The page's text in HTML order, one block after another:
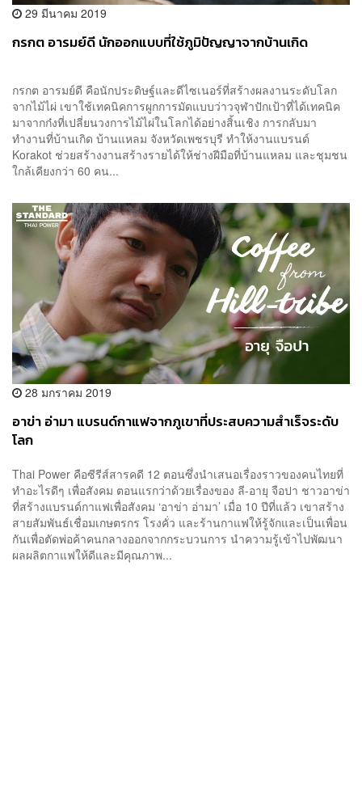
29 มีนาคม 2019
กรกต อารมย์ดี นักออกแบบที่ใช้ภูมิปัญญาจากบ้านเกิด
กรกต อารมย์ดี คือนักประดิษฐ์และดีไซเนอร์ที่สร้างผลงานระดับโลก
จากไม้ไผ่ เขาใช้เทคนิคการผูกการมัดแบบว่าวจุฬาปักเป้าที่ได้เทคนิค
มาจากก๋งที่เปลี่ยนวงการไม้ไผ่ในโลกได้อย่างสิ้นเชิง การกลับมา
ทำงานที่บ้านเกิด บ้านแหลม จังหวัดเพชรบุรี ทำให้งานแบรนด์
Korakot ช่วยสร้างงานสร้างรายได้ให้ช่างฝีมือที่บ้านแหลม และชุมชน
ใกล้เคียงกว่า 60 คน...
28 มกราคม 2019
อาข่า อ่ามา แบรนด์กาแฟจากภูเขาที่ประสบความสำเร็จระดับ
โลก
Thai Power คือซีรีส์สารคดี 12 ตอนซึ่งนำเสนอเรื่องราวของคนไทยที่
ทำอะไรดีๆ เพื่อสังคม ตอนแรกว่าด้วยเรื่องของ ลี-อายุ จือปา ชาวอาข่า
ที่สร้างแบรนด์กาแฟเพื่อสังคม ‘อาข่า อ่ามา’ เมื่อ 10 ปีที่แล้ว เขาสร้าง
สายสัมพันธ์เชื่อมเกษตรกร โรงคั่ว และร้านกาแฟให้รู้จักและเป็นเพื่อน
กันเพื่อตัดพ่อค้าคนกลางออกจากกระบวนการ นำความรู้เข้าไปพัฒนา
ผลผลิตกาแฟให้ดีและมีคุณภาพ...